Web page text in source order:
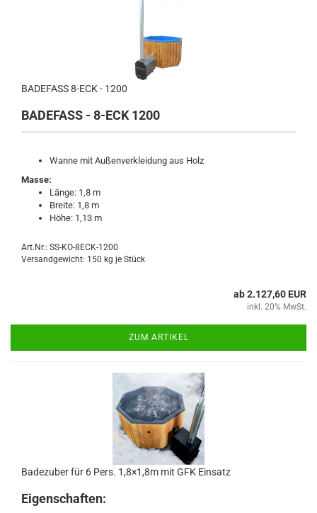
BADEFASS 8-ECK - 1200
BADEFASS - 8-ECK 1200
Wanne mit Außenverkleidung aus Holz
Masse:
Länge: 1,8 m
Breite: 1,8 m
Höhe: 1,13 m
Art.Nr.: SS-KO-8ECK-1200
Versandgewicht: 150 kg je Stück
ab 2.127,60 EUR
inkl. 20% MwSt.
ZUM ARTIKEL
Badezuber für 6 Pers. 1,8×1,8m mit GFK Einsatz
Eigenschaften: